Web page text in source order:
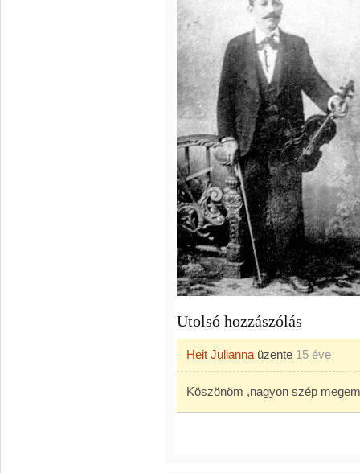
Utolsó hozzászólás
Heit Julianna üzente 15 éve
Köszönöm ,nagyon szép